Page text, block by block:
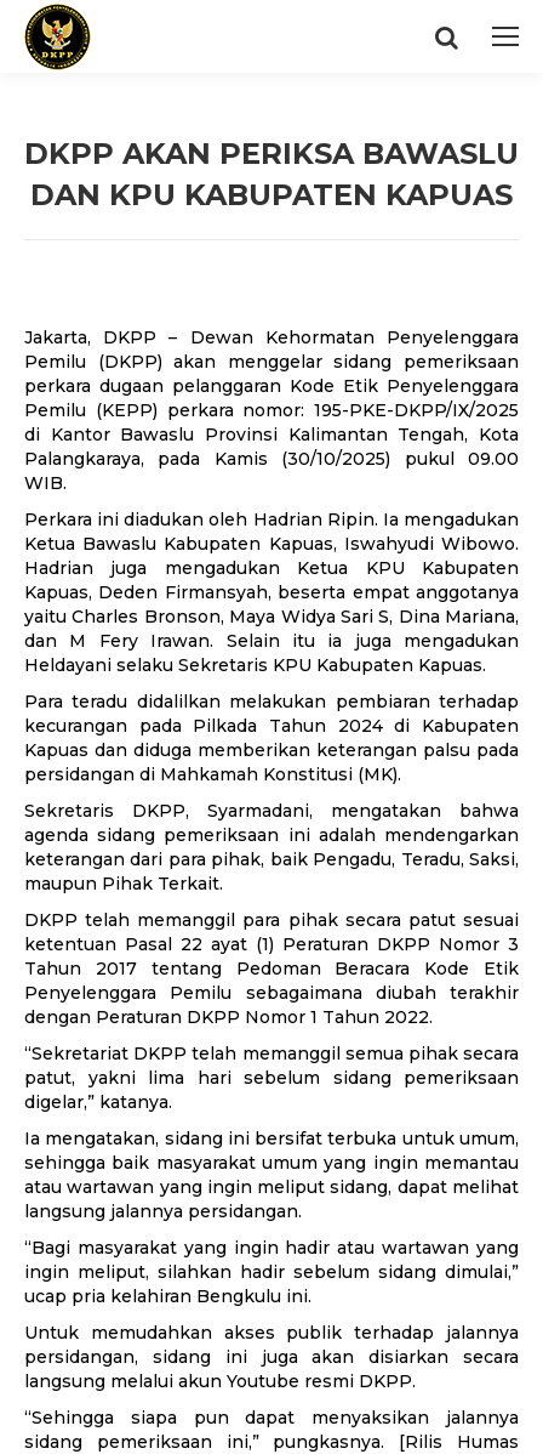
Search:
DKPP AKAN PERIKSA BAWASLU
DAN KPU KABUPATEN KAPUAS
Jakarta, DKPP – Dewan Kehormatan Penyelenggara
Pemilu (DKPP) akan menggelar sidang pemeriksaan
perkara dugaan pelanggaran Kode Etik Penyelenggara
Pemilu (KEPP) perkara nomor: 195-PKE-DKPP/IX/2025
di Kantor Bawaslu Provinsi Kalimantan Tengah, Kota
Palangkaraya, pada Kamis (30/10/2025) pukul 09.00
WIB.
Perkara ini diadukan oleh Hadrian Ripin. Ia mengadukan
Ketua Bawaslu Kabupaten Kapuas, Iswahyudi Wibowo.
Hadrian juga mengadukan Ketua KPU Kabupaten
Kapuas, Deden Firmansyah, beserta empat anggotanya
yaitu Charles Bronson, Maya Widya Sari S, Dina Mariana,
dan M Fery Irawan. Selain itu ia juga mengadukan
Heldayani selaku Sekretaris KPU Kabupaten Kapuas.
Para teradu didalilkan melakukan pembiaran terhadap
kecurangan pada Pilkada Tahun 2024 di Kabupaten
Kapuas dan diduga memberikan keterangan palsu pada
persidangan di Mahkamah Konstitusi (MK).
Sekretaris DKPP, Syarmadani, mengatakan bahwa
agenda sidang pemeriksaan ini adalah mendengarkan
keterangan dari para pihak, baik Pengadu, Teradu, Saksi,
maupun Pihak Terkait.
DKPP telah memanggil para pihak secara patut sesuai
ketentuan Pasal 22 ayat (1) Peraturan DKPP Nomor 3
Tahun 2017 tentang Pedoman Beracara Kode Etik
Penyelenggara Pemilu sebagaimana diubah terakhir
dengan Peraturan DKPP Nomor 1 Tahun 2022.
“Sekretariat DKPP telah memanggil semua pihak secara
patut, yakni lima hari sebelum sidang pemeriksaan
digelar,” katanya.
Ia mengatakan, sidang ini bersifat terbuka untuk umum,
sehingga baik masyarakat umum yang ingin memantau
atau wartawan yang ingin meliput sidang, dapat melihat
langsung jalannya persidangan.
“Bagi masyarakat yang ingin hadir atau wartawan yang
ingin meliput, silahkan hadir sebelum sidang dimulai,”
ucap pria kelahiran Bengkulu ini.
Untuk memudahkan akses publik terhadap jalannya
persidangan, sidang ini juga akan disiarkan secara
langsung melalui akun Youtube resmi DKPP.
“Sehingga siapa pun dapat menyaksikan jalannya
sidang pemeriksaan ini,” pungkasnya. [Rilis Humas